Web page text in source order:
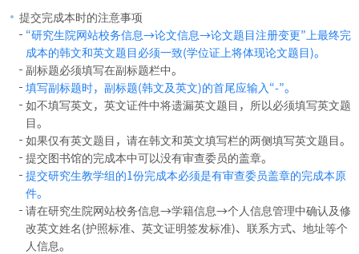
提交完成本时的注意事项
“研究生院网站校务信息→论文信息→论文题目注册变更”上最终完
成本的韩文和英文题目必须一致(学位证上将体现论文题目)。
副标题必须填写在副标题栏中。
填写副标题时，副标题(韩文及英文)的首尾应输入“-”。
如不填写英文，英文证件中将遗漏英文题目，所以必须填写英文题
目。
如果仅有英文题目，请在韩文和英文填写栏的两侧填写英文题目。
提交图书馆的完成本中可以没有审查委员的盖章。
提交研究生教学组的1份完成本必须是有审查委员盖章的完成本原
件。
请在研究生院网站校务信息→学籍信息→个人信息管理中确认及修
改英文姓名(护照标准、英文证明签发标准)、联系方式、地址等个
人信息。